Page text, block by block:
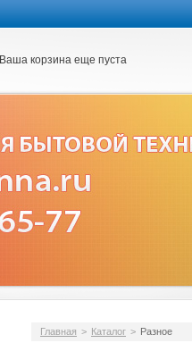
Ваша корзина еще пуста
Главная > Каталог > Разное